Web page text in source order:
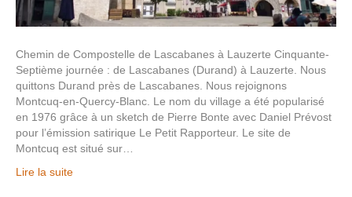
Chemin de Compostelle de Lascabanes à Lauzerte Cinquante-
Septième journée : de Lascabanes (Durand) à Lauzerte. Nous
quittons Durand près de Lascabanes. Nous rejoignons
Montcuq-en-Quercy-Blanc. Le nom du village a été popularisé
en 1976 grâce à un sketch de Pierre Bonte avec Daniel Prévost
pour l’émission satirique Le Petit Rapporteur. Le site de
Montcuq est situé sur…
Lire la suite